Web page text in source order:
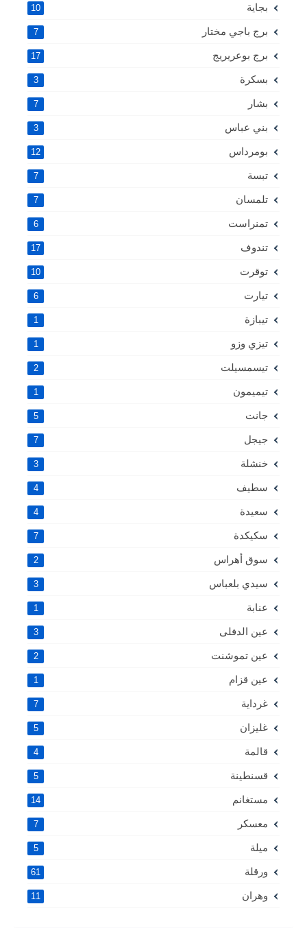
بجاية 10
برج باجي مختار 7
برج بوعريريج 17
بسكرة 3
بشار 7
بني عباس 3
بومرداس 12
تبسة 7
تلمسان 7
تمنراست 6
تندوف 17
توقرت 10
تيارت 6
تيبازة 1
تيزي وزو 1
تيسمسيلت 2
تيميمون 1
جانت 5
جيجل 7
خنشلة 3
سطيف 4
سعيدة 4
سكيكدة 7
سوق أهراس 2
سيدي بلعباس 3
عنابة 1
عين الدفلى 3
عين تموشنت 2
عين قزام 1
غرداية 7
غليزان 5
قالمة 4
قسنطينة 5
مستغانم 14
معسكر 7
ميلة 5
ورقلة 61
وهران 11